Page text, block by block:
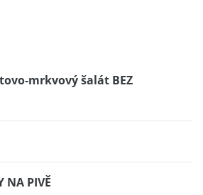
mrkvový šalát BEZ
NA PIVĚ